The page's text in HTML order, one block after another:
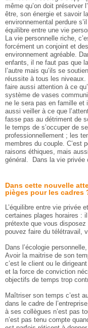
même qu’on doit préserver
être, son énergie et savoir
environnemental perdure
équilibre entre une vie
La vie personnelle riche,
forcément un conjoint et
environnement agréable.
enfants, il ne faut pas que
l’autre mais qu’ils se
réussite à tous les
faire aussi attention à ce
système de vases
ne le sera pas en famille et
aussi veiller à ce que
fasse pas au détriment de
le temps de s’occuper de
professionnellement ; les
membres du couple. C’est
raisons éthiques, mais
général. Dans la vie privée
Dans cette nouvelle
pièges pour les cadres
L’équilibre entre vie privée
certaines plages horaires :
prétexte que vous disposez
pouvez faire du télétravail,
Dans l’écologie
Avoir la maitrise de son
c’est le client ou le
et la force de conviction
objectifs de temps trop
Maîtriser son temps c’est
dans le cadre de
à ses collègues n’est pas
n’est pas tenu compte